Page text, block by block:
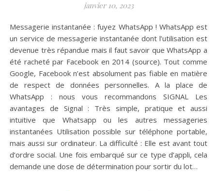
janvier 10, 2023
Messagerie instantanée : fuyez WhatsApp ! WhatsApp est
un service de messagerie instantanée dont l’utilisation est
devenue très répandue mais il faut savoir que WhatsApp a
été racheté par Facebook en 2014 (source). Tout comme
Google, Facebook n’est absolument pas fiable en matière
de respect de données personnelles. A la place de
WhatsApp : nous vous recommandons SIGNAL Les
avantages de Signal : Très simple, pratique et aussi
intuitive que Whatsapp ou les autres messageries
instantanées Utilisation possible sur téléphone portable,
mais aussi sur ordinateur. La difficulté : Elle est avant tout
d’ordre social. Une fois embarqué sur ce type d’appli, cela
demande une dose de détermination pour sortir du lot…